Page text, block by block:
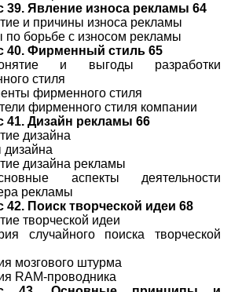
39. Явление износа рекламы 64
и причины износа рекламы
борьбе с износом рекламы
40. Фирменный стиль 65
и выгоды разработки
стиля
фирменного стиля
фирменного стиля компании
41. Дизайн рекламы 66
дизайна
дизайна рекламы
аспекты деятельности
рекламы
42. Поиск творческой идеи 68
творческой идеи
случайного поиска творческой
мозгового штурма
RAM-проводника